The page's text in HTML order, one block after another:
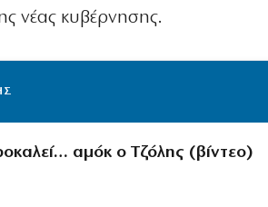
νέας κυβέρνησης.
αμόκ ο Τζόλης (βίντεο)